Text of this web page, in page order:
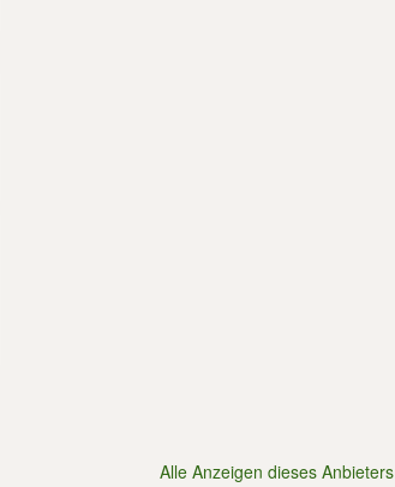
Alle Anzeigen dieses Anbieters